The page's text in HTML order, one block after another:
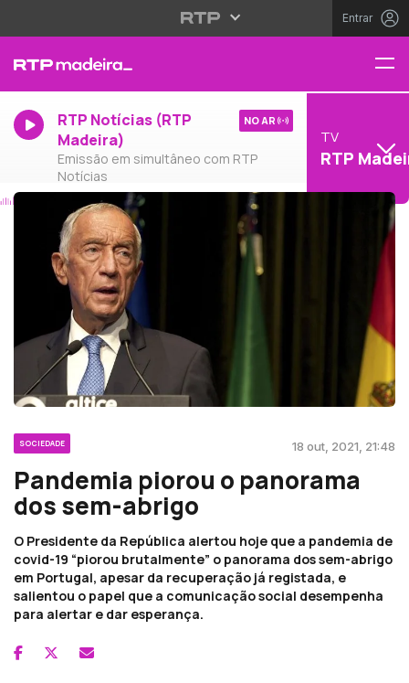
Entrar
RTP Notícias (RTP
Madeira)
Emissão em simultâneo com RTP
Notícias
NO AR
TV
RTP
SOCIEDADE 18 out, 2021, 21:48
Pandemia piorou o panorama
dos sem-abrigo
O Presidente da República alertou hoje que a pandemia de
covid-19 “piorou brutalmente” o panorama dos sem-abrigo
em Portugal, apesar da recuperação já registada, e
salientou o papel que a comunicação social desempenha
para alertar e dar esperança.